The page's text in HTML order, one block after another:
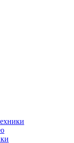
видео техники